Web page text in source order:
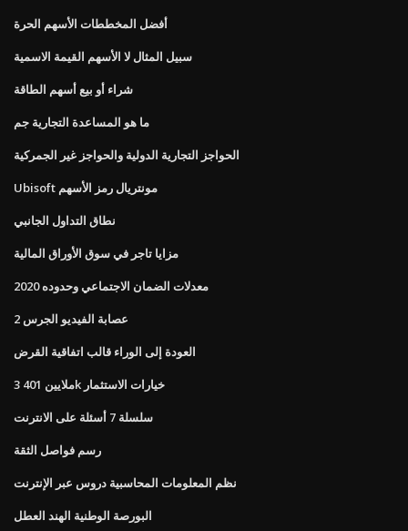
أفضل المخططات الأسهم الحرة
سبيل المثال لا الأسهم القيمة الاسمية
شراء أو بيع أسهم الطاقة
ما هو المساعدة التجارية جم
الحواجز التجارية الدولية والحواجز غير الجمركية
Ubisoft مونتريال رمز الأسهم
نطاق التداول الجانبي
مزايا تاجر في سوق الأوراق المالية
معدلات الضمان الاجتماعي وحدوده 2020
عصابة الفيديو الجرس 2
العودة إلى الوراء قالب اتفاقية القرض
3 ملايين 401k خيارات الاستثمار
سلسلة 7 أسئلة على الانترنت
رسم فواصل الثقة
نظم المعلومات المحاسبية دروس عبر الإنترنت
البورصة الوطنية الهند العطل